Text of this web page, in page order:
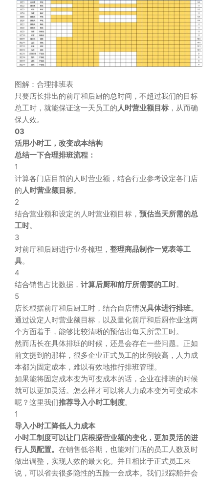
图解：合理排班表
只要店长排出的前厅和后厨的总时间，不超过我们的目标
总工时，就能保证这一天员工的人时营业额目标 ，从而确
保人效。
03
活用小时工，改变成本结构
总结一下合理排班流程：
1
计算各门店目前的人时营业额，结合行业参考设定各门店
的人时营业额目标。
2
结合营业额和设定的人时营业额目标， 预估当天所需的总
工时。
3
对前厅和后厨进行业务梳理， 整理商品制作一览表等工
具。
4
结合销售占比数据， 计算后厨和前厅所需要的工时。
5
店长根据前厅和后厨工时，结合自店情况具体进行排班。
通过设定人时营业额目标，以及量化前厅和后厨作业这两
个方面着手，能够比较清晰的预估出每天所需工时。
然而店长在具体排班的时候，还是会存在一些问题。正如
前文提到的那样，很多企业正式员工的比例较高，人力成
本都为固定成本，难以有效地推行排班管理。
如果能将固定成本变为可变成本的话，企业在排班的时候
就可以更加灵活。怎么样才可以将人力成本变为可变成本
呢？这里我们推荐导入小时工制度。
1
导入小时工降低人力成本
小时工制度可以让门店根据营业额的变化，更加灵活的进
行人员配置。 在销售低谷期，也能对门店的员工人数及时
做出调整，实现人效的最大化。并且相比于正式员工来
说，可以省去很多隐性的五险一金成本。我们跟踪船井会